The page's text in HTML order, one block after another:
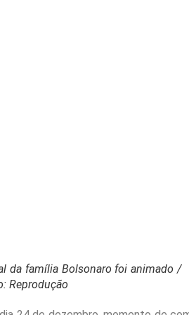
da família Bolsonaro foi animado /
Reprodução